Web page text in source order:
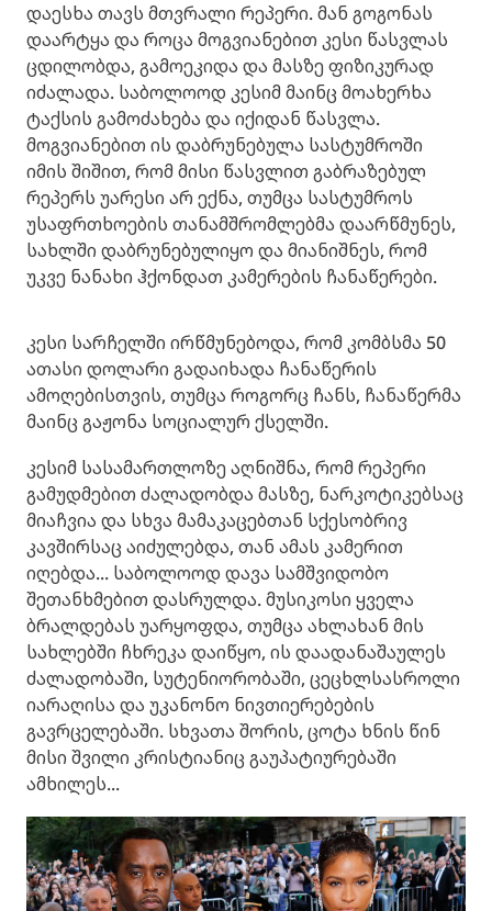
დაესხა თავს მთვრალი რეპერი. მან გოგონას
დაარტყა და როცა მოგვიანებით კესი წასვლას
ცდილობდა, გამოეკიდა და მასზე ფიზიკურად
იძალადა. საბოლოოდ კესიმ მაინც მოახერხა
ტაქსის გამოძახება და იქიდან წასვლა.
მოგვიანებით ის დაბრუნებულა სასტუმროში
იმის შიშით, რომ მისი წასვლით გაბრაზებულ
რეპერს უარესი არ ექნა, თუმცა სასტუმროს
უსაფრთხოების თანამშრომლებმა დაარწმუნეს,
სახლში დაბრუნებულიყო და მიანიშნეს, რომ
უკვე ნანახი ჰქონდათ კამერების ჩანაწერები.
კესი სარჩელში ირწმუნებოდა, რომ კომბსმა 50
ათასი დოლარი გადაიხადა ჩანაწერის
ამოღებისთვის, თუმცა როგორც ჩანს, ჩანაწერმა
მაინც გაჟონა სოციალურ ქსელში.
კესიმ სასამართლოზე აღნიშნა, რომ რეპერი
გამუდმებით ძალადობდა მასზე, ნარკოტიკებსაც
მიაჩვია და სხვა მამაკაცებთან სქესობრივ
კავშირსაც აიძულებდა, თან ამას კამერით
იღებდა... საბოლოოდ დავა სამშვიდობო
შეთანხმებით დასრულდა. მუსიკოსი ყველა
ბრალდებას უარყოფდა, თუმცა ახლახან მის
სახლებში ჩხრეკა დაიწყო, ის დაადანაშაულეს
ძალადობაში, სუტენიორობაში, ცეცხლსასროლი
იარაღისა და უკანონო ნივთიერებების
გავრცელებაში. სხვათა შორის, ცოტა ხნის წინ
მისი შვილი კრისტიანიც გაუპატიურებაში
ამხილეს...